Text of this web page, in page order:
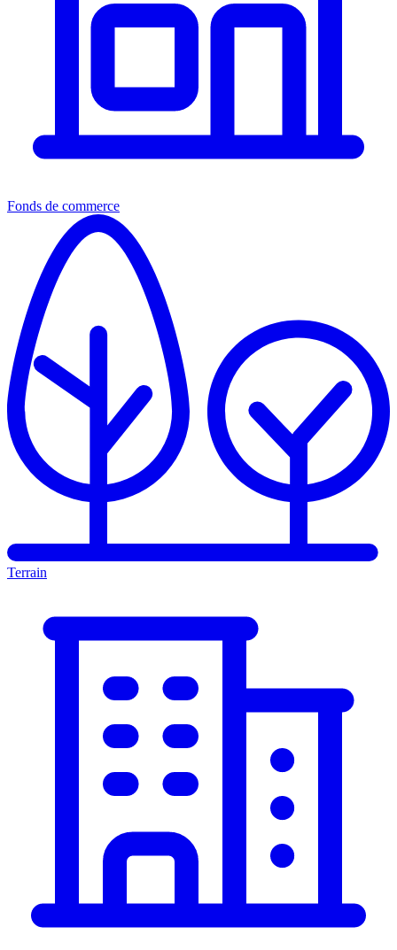
Fonds de commerce
Terrain